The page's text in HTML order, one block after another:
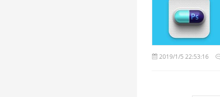
2019/1/5 22:53:16